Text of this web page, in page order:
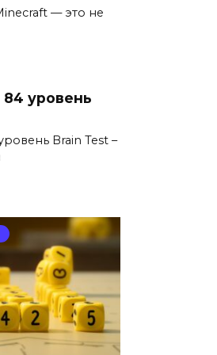
— это не
уровень
Brain Test –